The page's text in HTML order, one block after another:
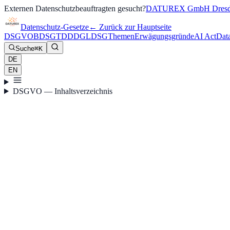
Externen Datenschutzbeauftragten gesucht?DATUREX GmbH
Datenschutz-Gesetze← Zurück zur Hauptseite
DSGVOBDSGTDDDGLDSGThemenErwägungsgründeAI Act
Suche⌘K
DE
EN
DSGVO — Inhaltsverzeichnis